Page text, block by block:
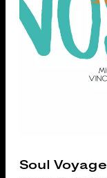
Soul Voyage